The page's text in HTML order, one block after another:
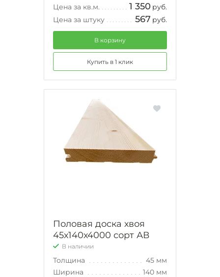
Цена за кв.м. 1 350 руб.
Цена за штуку
567 руб.
В корзину
Купить в 1 клик
Половая доска хвоя
45х140х4000 сорт АВ
В наличии
Толщина
45 мм
Ширина
140 мм